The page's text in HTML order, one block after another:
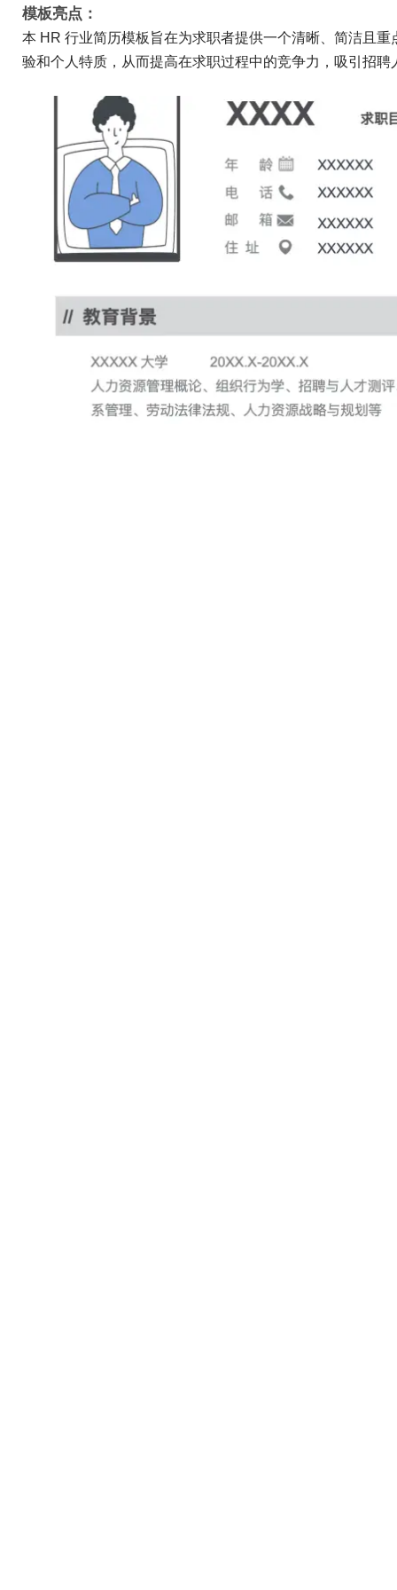
模板亮点：
本 HR 行业简历模板旨在为求职者提供一个清晰、简洁且
验和个人特质，从而提高在求职过程中的竞争力，吸引招